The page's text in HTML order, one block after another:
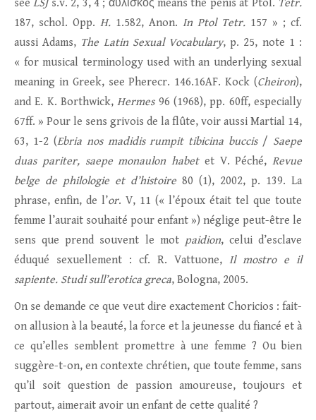
seeLSJs.v. 2, 3, 4 ; αὐλίσκος means the penis at Ptol. Tetr.
187, schol. Opp. H. 1.582, Anon. In Ptol Tetr. 157 » ; cf.
aussi Adams, The Latin Sexual Vocabulary, p. 25, note 1 :
« for musical terminology used with an underlying sexual
meaning in Greek, see Pherecr. 146.16AF. Kock (Cheiron),
and E. K. Borthwick,Hermes 96 (1968), pp. 60ff, especially
67ff. » Pour le sens grivois de la flûte, voir aussi Martial 14,
63, 1-2 (Ebria nos madidis rumpit tibicina buccis/ Saepe
duas pariter, saepe monaulon habetet V. Péché, Revue
belge de philologie et d’histoire 80 (1), 2002, p. 139. La
phrase, enfin, de l’or. V, 11 (« l’époux était tel que toute
femme l’aurait souhaité pour enfant ») néglige peut-être le
sens que prend souvent le mot paidion, celui d’esclave
éduqué sexuellement : cf. R. Vattuone, Il mostro e il
sapiente. Studi sull’erotica greca, Bologna, 2005.
On se demande ce que veut dire exactement Choricios : fait-
on allusion à la beauté, la force et la jeunesse du fiancé et à
ce qu’elles semblent promettre à une femme ? Ou bien
suggère-t-on, en contexte chrétien, que toute femme, sans
qu’il soit question de passion amoureuse, toujours et
partout, aimerait avoir un enfant de cette qualité ?